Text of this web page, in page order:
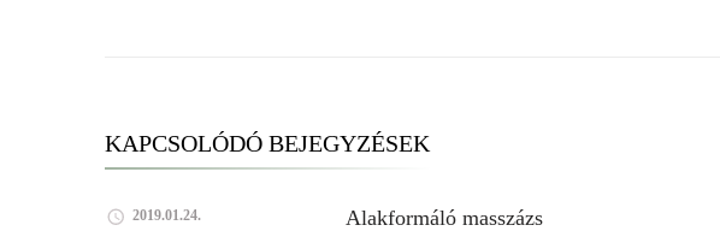
KAPCSOLÓDÓ BEJEGYZÉSEK
2019.01.24. Alakformáló masszázs